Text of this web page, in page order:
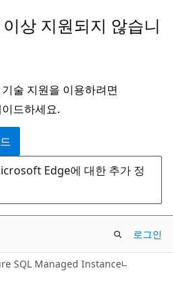
상 지원되지 않습니
술 지원을 이용하려면
드하세요.
Edge에 대한 추가 정
로그인
SQL Managed Instance